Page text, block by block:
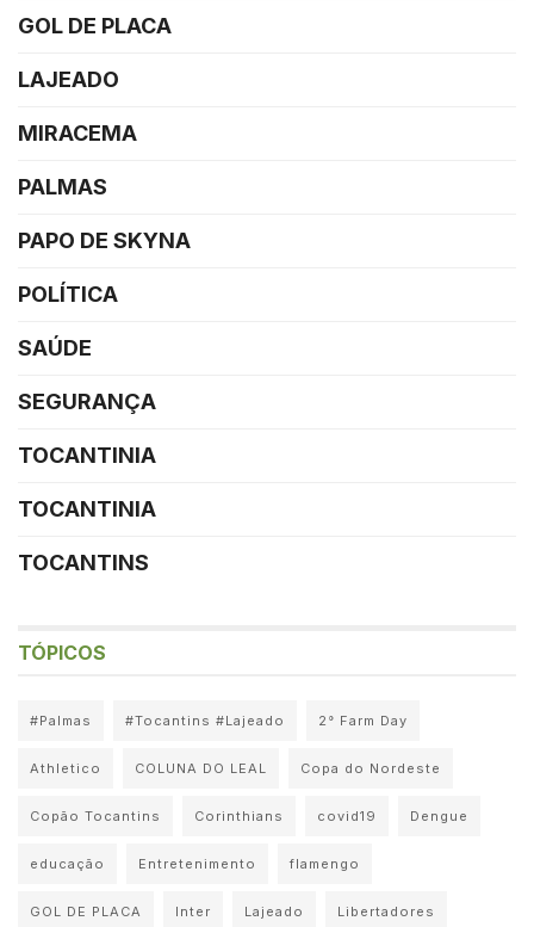
GOL DE PLACA
LAJEADO
MIRACEMA
PALMAS
PAPO DE SKYNA
POLÍTICA
SAÚDE
SEGURANÇA
TOCANTINIA
TOCANTINIA
TOCANTINS
TÓPICOS
#Palmas #Tocantins #Lajeado 2° Farm Day
Athletico COLUNA DO LEAL Copa do Nordeste
Copão Tocantins Corinthians covid19 Dengue
educação Entretenimento flamengo
GOL DE PLACA Inter Lajeado Libertadores